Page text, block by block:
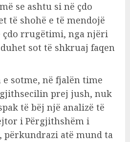
se ashtu si në çdo
të shohë e të mendojë
çdo rrugëtimi, nga njëri
sot të shkruaj faqen
sotme, në fjalën time
prej jush, nuk
të bëj një analizë të
i Përgjithshëm i
përkundrazi atë mund ta